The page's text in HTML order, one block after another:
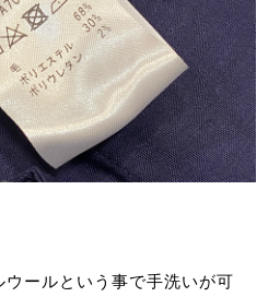
ウールという事で手洗いが可